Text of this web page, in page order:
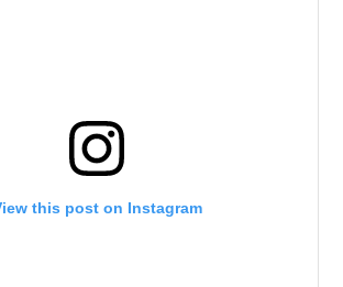
this post on Instagram